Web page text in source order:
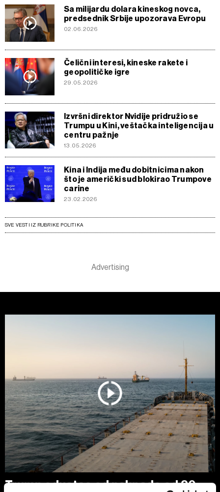
Sa milijardu dolara kineskog novca,
predsednik Srbije upozorava Evropu
02.06.2026
Čelični interesi, kineske rakete i
geopolitičke igre
29.05.2026
Izvršni direktor Nvidije pridružio se
Trumpu u Kini, veštačka inteligencija u
centru pažnje
13.05.2026
Kina i Indija među dobitnicima nakon
što je američki sud blokirao Trumpove
carine
23.02.2026
SVE VESTI IZ RUBRIKE POLITIKA
Trump odustao od naknade od 20